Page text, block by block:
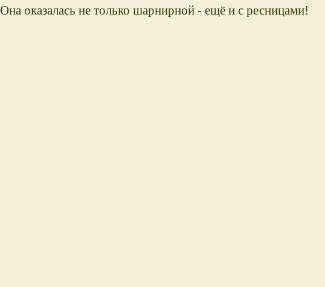
Она оказалась не только шарнирной - ещё и с ресницами!